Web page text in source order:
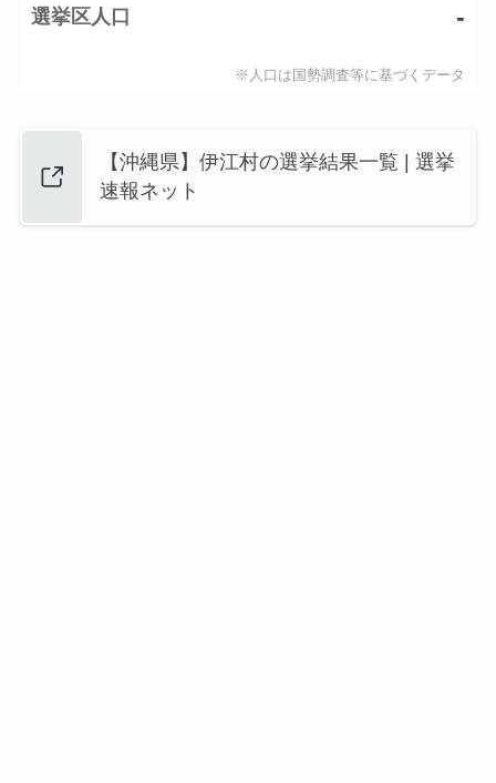
選挙区人口 -
※人口は国勢調査等に基づくデータ
【沖縄県】伊江村の選挙結果一覧 | 選挙
速報ネット